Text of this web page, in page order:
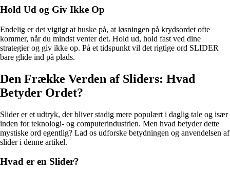
Hold Ud og Giv Ikke Op
Endelig er det vigtigt at huske på, at løsningen på krydsordet ofte
kommer, når du mindst venter det. Hold ud, hold fast ved dine
strategier og giv ikke op. På et tidspunkt vil det rigtige ord SLIDER
bare glide ind på plads.
Den Frække Verden af ​​Sliders: Hvad
Betyder Ordet?
Slider er et udtryk, der bliver stadig mere populært i daglig tale og især
inden for teknologi- og computerindustrien. Men hvad betyder dette
mystiske ord egentlig? Lad os udforske betydningen og anvendelsen af
slider i denne artikel.
Hvad er en Slider?